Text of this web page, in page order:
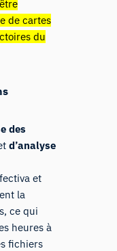
de cartes
du
des
d’analyse
et
la
ce qui
heures à
fichiers